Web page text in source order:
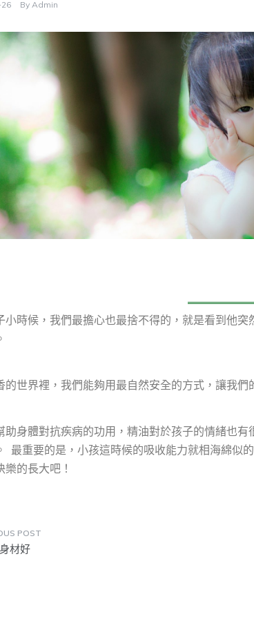
By Admin
小時候，我們最擔心也最捨不得的，就是看到他
的世界裡，我們能夠用最自然安全的方式，讓我
助身體對抗疾病的功用，精油對於孩子的情緒也
最重要的是，小孩這時候的吸收能力就相海綿似
樂的長大吧！
材好